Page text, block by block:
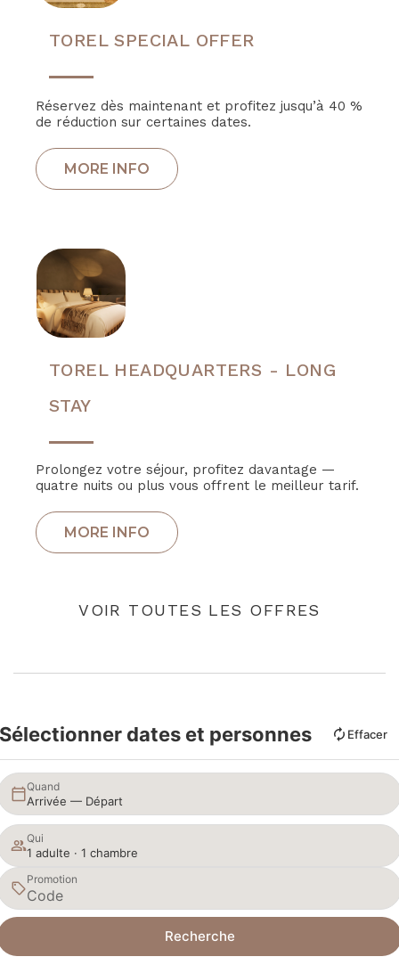
TOREL SPECIAL OFFER
Réservez dès maintenant et profitez jusqu’à 40 %
de réduction sur certaines dates.
TOREL HEADQUARTERS - LONG
STAY
Prolongez votre séjour, profitez davantage —
quatre nuits ou plus vous offrent le meilleur tarif.
VOIR TOUTES LES OFFRES
Sélectionner dates et personnes Effacer
Quand
Arrivée — Départ
Qui
1 adulte · 1 chambre
Promotion
Recherche